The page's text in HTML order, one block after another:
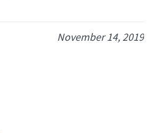
November 14, 2019